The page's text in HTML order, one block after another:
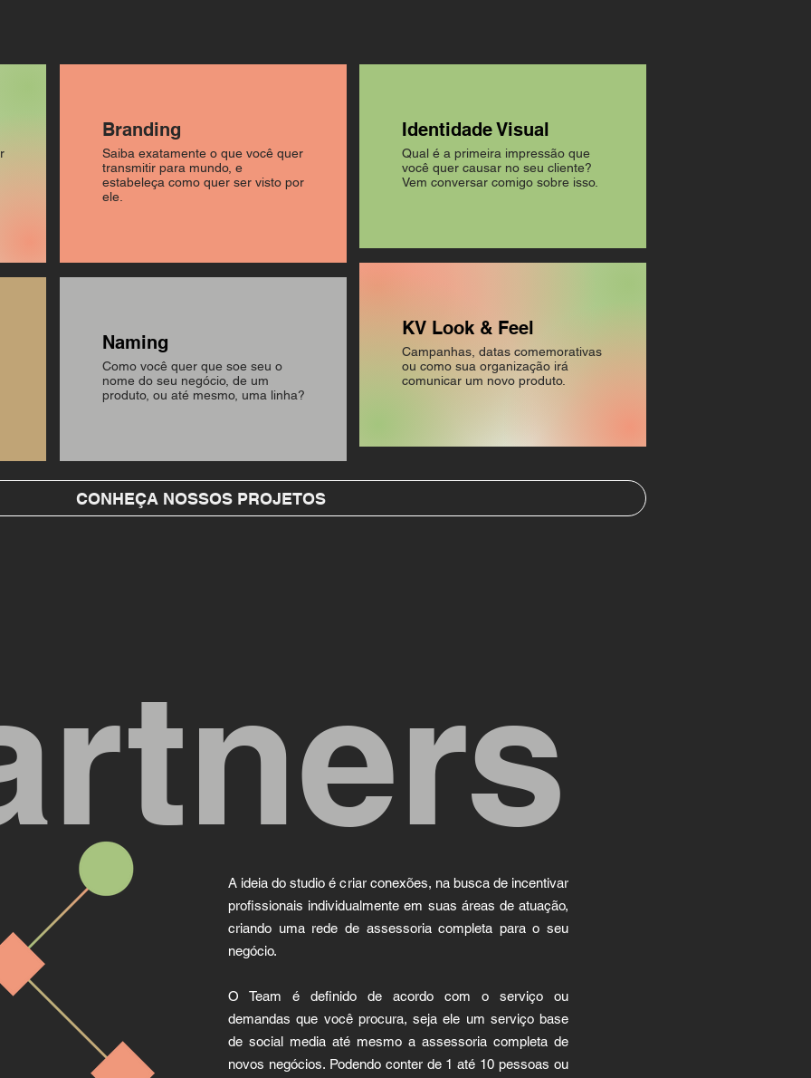
Branding
Saiba exatamente o que você quer
transmitir para mundo, e
estabeleça como quer ser visto por
ele.
Naming
Como você quer que soe seu o
nome do seu negócio, de um
produto, ou até mesmo, uma linha?
Identidade Visual
Qual é a primeira impressão que
você quer causar no seu cliente?
Vem conversar comigo sobre isso.
KV Look & Feel
Campanhas, datas comemorativas
ou como sua organização irá
comunicar um novo produto.
CONHEÇA NOSSOS PROJETOS
A ideia do studio é criar conexões, na busca de incentivar
profissionais individualmente em suas áreas de atuação,
criando uma rede de assessoria completa para o seu
negócio.
O Team é definido de acordo com o serviço ou
demandas que você procura, seja ele um serviço base
de social media até mesmo a assessoria completa de
novos negócios. Podendo conter de 1 até 10 pessoas ou